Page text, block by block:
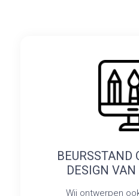
BEURSSTAND
DESIGN
Wij ontwerpen